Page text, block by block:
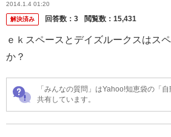
2014.1.4 01:20
解決済み 回答数： 3 閲覧数： 15,431
ｅｋスペースとデイズルークスはス
か？
「みんなの質問」はYahoo!知恵袋の「
共有しています。